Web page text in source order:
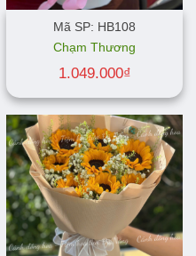
Mã SP: HB108
Chạm Thương
1.049.000₫